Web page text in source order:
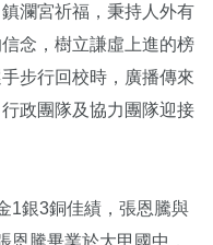
瀾宮祈福，秉持人外有
念，樹立謙虛上進的榜
步行回校時，廣播傳來
政團隊及協力團隊迎接
1銀3銅佳績，張恩騰與